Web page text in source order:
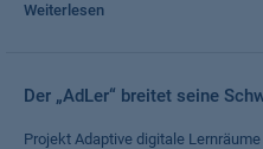
Weiterlesen
Der „AdLer“ breitet seine
Projekt Adaptive digitale